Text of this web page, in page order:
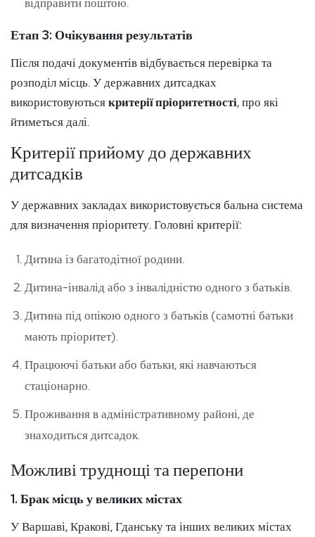
Етап 3: Очікування результатів
Після подачі документів відбувається перевірка та
розподіл місць. У державних дитсадках
використовуютьсякритерії пріоритетності, про які
йтиметься далі.
Критерії прийому до державних
дитсадків
У державних закладах використовується бальна система
для визначення пріоритету. Головні критерії:
Дитина із багатодітної родини.
Дитина-інвалід або з інвалідністю одного з батьків.
Дитина під опікою одного з батьків (самотні батьки
мають пріоритет).
Працюючі батьки або батьки, які навчаються
стаціонарно.
Проживання в адміністративному районі, де
знаходиться дитсадок.
Можливі труднощі та перепони
1. Брак місць у великих містах
У Варшаві, Кракові, Гданську та інших великих містах